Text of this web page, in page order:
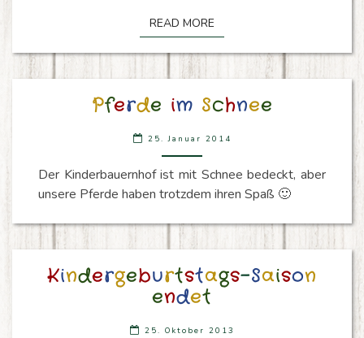
READ MORE
IM
Pferde im Schnee
25. Januar 2014
Der Kinderbauernhof ist mit Schnee bedeckt, aber
unsere Pferde haben trotzdem ihren Spaß 🙂
SAISON
ENDET
Kindergeburtstags-Saison
endet
25. Oktober 2013